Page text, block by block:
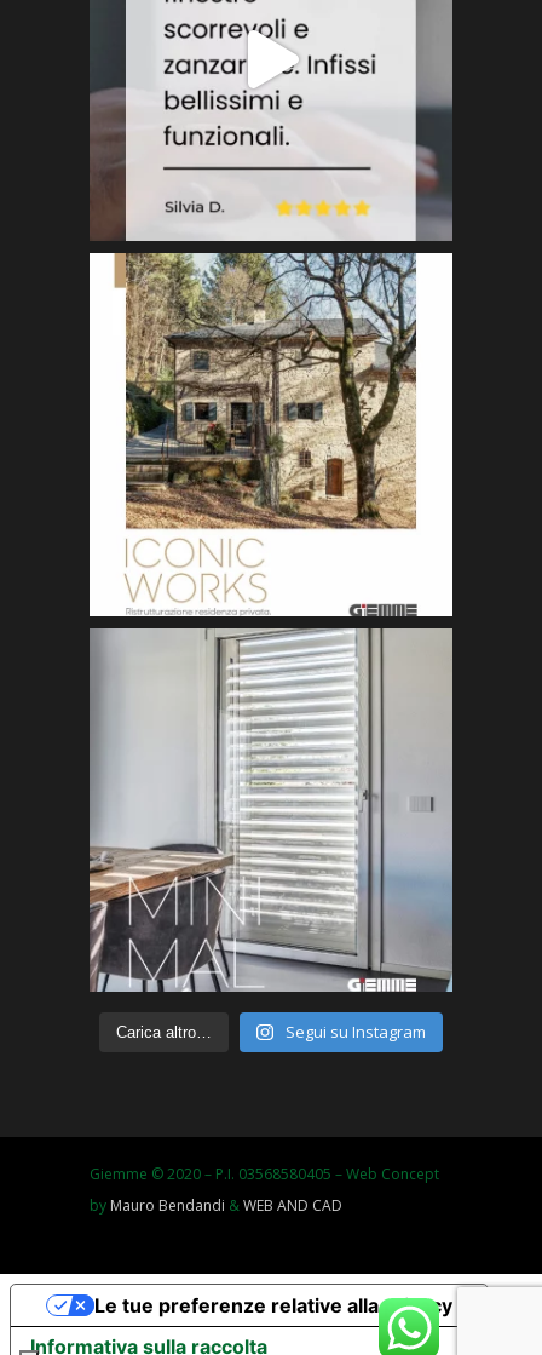
Carica altro… Segui su Instagram
Giemme © 2020 – P.I. 03568580405 – Web Concept
by Mauro Bendandi &WEB AND CAD
Informativa sulla raccolta
Le tue preferenze relative alla privacy